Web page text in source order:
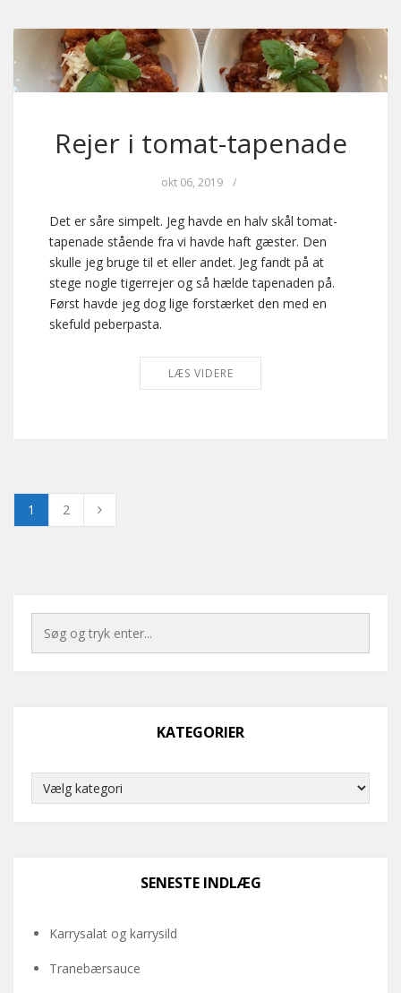
Rejer i tomat-tapenade
okt 06, 2019 /
Det er såre simpelt. Jeg havde en halv skål tomat-
tapenade stående fra vi havde haft gæster. Den
skulle jeg bruge til et eller andet. Jeg fandt på at
stege nogle tigerrejer og så hælde tapenaden på.
Først havde jeg dog lige forstærket den med en
skefuld peberpasta.
LÆS VIDERE
1 2
KATEGORIER
Kategorier
SENESTE INDLÆG
Karrysalat og karrysild
Tranebærsauce